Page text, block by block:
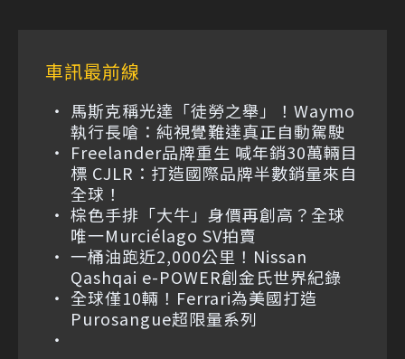
車訊最前線
馬斯克稱光達「徒勞之舉」！Waymo
執行長嗆：純視覺難達真正自動駕駛
Freelander品牌重生 喊年銷30萬輛目
標 CJLR：打造國際品牌半數銷量來自
全球！
棕色手排「大牛」身價再創高？全球
唯一Murciélago SV拍賣
一桶油跑近2,000公里！Nissan
Qashqai e-POWER創金氏世界紀錄
全球僅10輛！Ferrari為美國打造
Purosangue超限量系列